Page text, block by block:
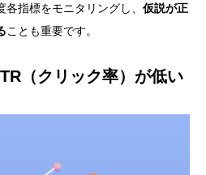
指標をモニタリングし、 仮説が正
ことも重要です。
（クリック率）が低い